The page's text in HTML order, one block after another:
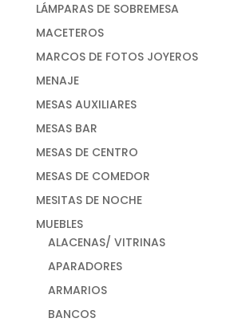
LÁMPARAS DE SOBREMESA
MACETEROS
MARCOS DE FOTOS JOYEROS
MENAJE
MESAS AUXILIARES
MESAS BAR
MESAS DE CENTRO
MESAS DE COMEDOR
MESITAS DE NOCHE
MUEBLES
ALACENAS/ VITRINAS
APARADORES
ARMARIOS
BANCOS